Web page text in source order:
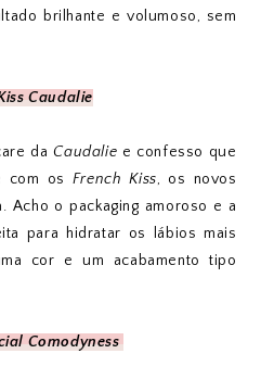
brilhante e volumoso, sem
Caudalie
da Caudalie e confesso que
com os French Kiss, os novos
Acho o packaging amoroso e a
para hidratar os lábios mais
cor e um acabamento tipo
Comodyness